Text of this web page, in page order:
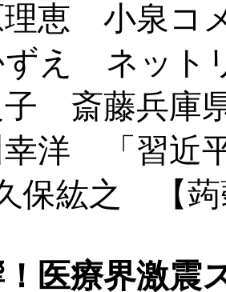
恵 小泉コ
え ネット
斎藤兵庫
洋 「習近
保紘之 【蒟
！医療界激震